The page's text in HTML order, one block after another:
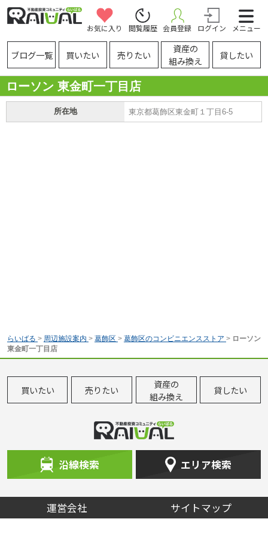
お気に入り 閲覧履歴 会員登録 ログイン メニュー
ブログ一覧 買いたい 売りたい
資産の
組み換え
貸したい
ローソン 東金町一丁目店
所在地 東京都葛飾区東金町１丁目6-5
らいばる > 周辺施設案内 > 葛飾区 > 葛飾区のコンビニエンスストア > ローソン
東金町一丁目店
買いたい 売りたい
資産の
組み換え
貸したい
沿線検索 エリア検索
運営会社 サイトマップ